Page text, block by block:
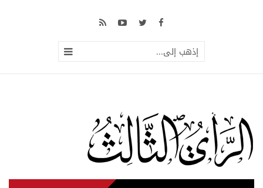
إذهب إلى...